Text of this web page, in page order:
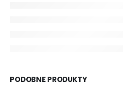
PODOBNE PRODUKTY